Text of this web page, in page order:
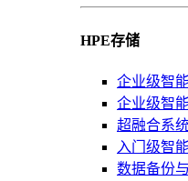
HPE存储
企业级智
企业级智
超融合系
入门级智
数据备份